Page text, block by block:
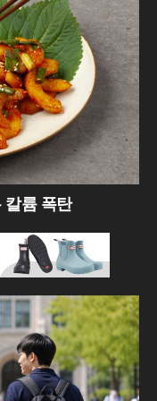
칼륨 폭탄